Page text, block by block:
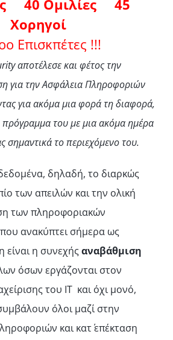
40 Ομιλίες 45
Χορηγοί
Επισκπέτες !!!
αποτέλεσε και φέτος την
για την Ασφάλεια Πληροφοριών
για ακόμα μια φορά τη διαφορά,
πρόγραμμα του με μια ακόμα ημέρα
σημαντικά το περιεχόμενο του.
δηλαδή, το διαρκώς
των απειλών και την ολική
των πληροφοριακών
ανακύπτει σήμερα ως
είναι η συνεχήςαναβάθμιση
όσων εργάζονται στον
του ΙΤ και όχι μονό,
όλοι μαζί στην
και κατ΄ επέκταση